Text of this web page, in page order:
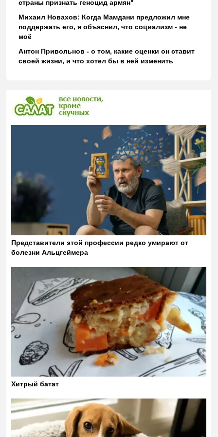
страны признать геноцид армян"
Михаил Новахов: Когда Мамдани предложил мне
поддержать его, я объяснил, что социализм - не
моё
Антон Привольнов - о том, какие оценки он ставит
своей жизни, и что хотел бы в ней изменить